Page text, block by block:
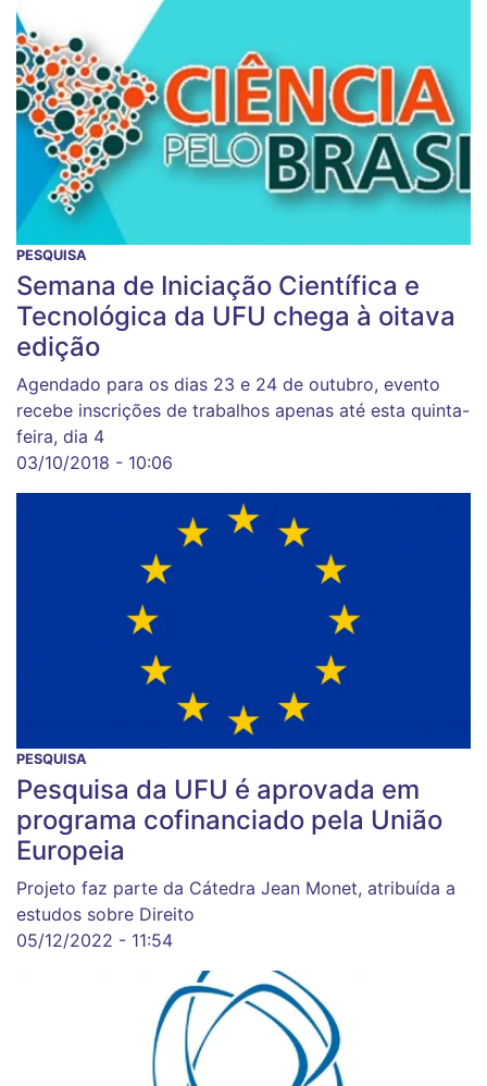
PESQUISA
Semana de Iniciação Científica e
Tecnológica da UFU chega à oitava
edição
Agendado para os dias 23 e 24 de outubro, evento
recebe inscrições de trabalhos apenas até esta quinta-
feira, dia 4
03/10/2018 - 10:06
PESQUISA
Pesquisa da UFU é aprovada em
programa cofinanciado pela União
Europeia
Projeto faz parte da Cátedra Jean Monet, atribuída a
estudos sobre Direito
05/12/2022 - 11:54